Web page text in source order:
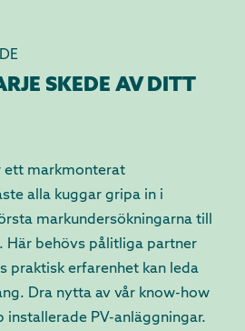
SKEDE AV DITT
ett markmonterat
alla kuggar gripa in i
markundersökningarna till
Här behövs pålitliga partner
praktisk erfarenhet kan leda
Dra nytta av vår know-how
installerade PV-anläggningar.